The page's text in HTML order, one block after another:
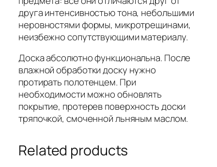
друга интенсивностью тона, небольшими
неровностями формы, микротрещинами,
неизбежно сопутствующими материалу.
Доска абсолютно функциональна. После
влажной обработки доску нужно
протирать полотенцем. При
необходимости можно обновлять
покрытие, протерев поверхность доски
тряпочкой, смоченной льняным маслом.
Related products